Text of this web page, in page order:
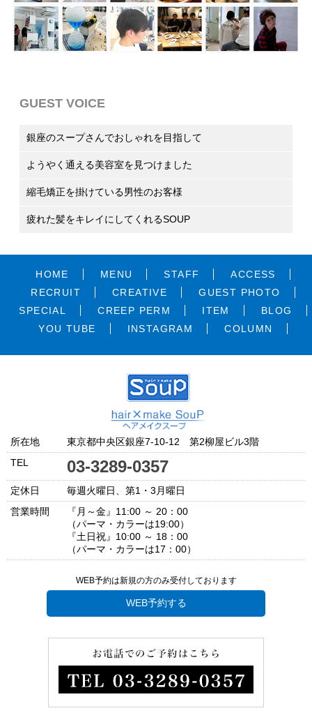
GUEST VOICE
銀座のスープさんでおしゃれを目指して
今までは地元の商店街の美容院しか行ったことがなかった
のですが、少しはおしゃれに気を使ってみようと銀座の美
めたものの最初な店の中に入るのが怖くて、なかなか第一
も一人で気軽に入ることができるのですが、おしゃれな雰
愛想のいい接客をしてもらう事ができ、丁度空いたところ
ですぐにカットをしてもらうことになったのです。
心の整理もつかない状態だったので要望を上手く伝えるこ
ともできなかったのですが、とにかく自分にあっている感
じでカットをしてくれというお願いをしました。 難しい注
文だったように思うのですが、美容師さんは上手く自分か
ら話を引き出してイメージを掴んだようでカットにはいっ
っていたのですが、さすがに地元の美容院とは違って銀座
のスープさんは完成度も高く非常に素晴らしい仕上がりと
なったので良いものだなと感じました。 スープさんのおか
げで少しは、自分もおしゃれの仲間入りができたような気
ようやく通える美容室を見つけました
ずっとお気に入りの美容師さんが銀座にいて、その方がサ
ロンを変わるたびについていってたのですが、とうとうそ
の美容室を探すしかない羽目に陥ってしまいました。カッ
てきましたが、好き嫌いが多い私は、これと思えるサロン
にはなかなか出会えず、ジプシーをしていました。
そんな時に、たまたま銀座のスープさんに入ったのです
が、ここの美容師さんがとても感じが良くて、おまけに私
が希望した通りのスタイルに仕上げてくれて、一気に気に
入ってしまいました。スタッフが多い美容室のように、何
な時間帯に一度お願いしても受けてくれたし、何かと助か
っています。今では私の夫も皆そこに通うようになり、家
族に取っては、なくてはならない存在になっていますね。
もう通い始めて１年になりますが、何も言わなくてもいつ
もイメージ通りに仕上げてくれるので本当に楽です。
縮毛矯正を掛けている男性のお客様
私は男性ですが、縮毛矯正を年に数回かけていて、美容室
に通っています。美容室はどこでもいいと思っていたの
ると伝わっていて、危うく真逆のことをされそうになりま
した。その美容室は床屋と繋がっているのですが、美容室
ではなく床屋に通され、そこで縮毛矯正をかける羽目にな
ってしまいました。床屋で縮毛矯正をかける人はいないと
思うので、おじさんの方々に注目されてしまい、はずかし
い思いをしました。それ以来、よく知っていて信頼できる
し、スープの美容師さんは私の髪のクセ毛の悩みを受け止
め、手際のよい技術で縮毛矯正をしっかりと注文通りに掛
けてくださり、いつも満足しています。これからもお世話
疲れた髪をキレイにしてくれるSOUP
の美容室などはプロの技術を施してもらうため、それなり
の料金がかかりますが、自宅でのヘアケアのみだと髪が疲
のことだと考えています。髪やヘアスタイルが手入れされ
ていないとパサパサしてスタイルが決まらず見た目が悪く
気分に合わせパーマや、カラーなどもプラスします。
どのメニューもお気に入りですが、中でも特に気に入って
いるのは時間をかけて行うヘッドスパです。マッサージし
ながら頭皮のコリをほぐし健康な髪を育てるための土台を
作るもので、頭だけでなく体中の疲労がとれていく感覚を
得られて心地いいのです。実は自宅でも気軽にできるメニ
ューということで実際に何回か試したことがありますが、
指が疲れただけで終わりプロと素人との差は歴然としてい
ました。それに自分でやると結構疲れます。こういった経
験もあり、それからは髪の健康と美しさのために銀座の
SOUPさんへ定期的に通うようにしています。
HOME MENU STAFF
ACCESS
RECRUIT
CREATIVE
GUEST PHOTO
SPECIAL
CREEP PERM ITEM
BLOG
YOU TUBE
INSTAGRAM COLUMN
所在地
東京都中央区銀座7-10-12 第2柳屋ビル3階
TEL
03-3289-0357
定休日
毎週火曜日、第1・3月曜日
営業時間
『月～金』11:00 ～ 20：00
（パーマ・カラーは19:00）
『土日祝』10:00 ～ 18：00
（パーマ・カラーは17：00）
WEB予約は新規の方のみ受付しております
WEB予約する